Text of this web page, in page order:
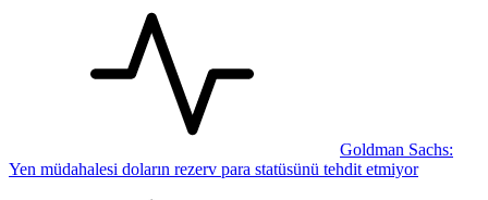
Goldman Sachs:
Yen müdahalesi doların rezerv para statüsünü tehdit etmiyor